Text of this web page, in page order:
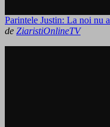
Parintele Justin: La noi nu
de ZiaristiOnlineTV